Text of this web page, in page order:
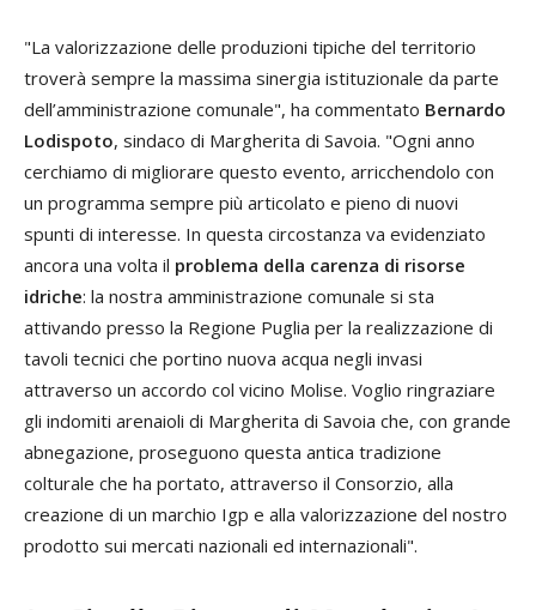
"La valorizzazione delle produzioni tipiche del territorio
troverà sempre la massima sinergia istituzionale da parte
dell’amministrazione comunale", ha commentato Bernardo
Lodispoto, sindaco di Margherita di Savoia. "Ogni anno
cerchiamo di migliorare questo evento, arricchendolo con
un programma sempre più articolato e pieno di nuovi
spunti di interesse. In questa circostanza va evidenziato
ancora una volta il problema della carenza di risorse
idriche: la nostra amministrazione comunale si sta
attivando presso la Regione Puglia per la realizzazione di
tavoli tecnici che portino nuova acqua negli invasi
attraverso un accordo col vicino Molise. Voglio ringraziare
gli indomiti arenaioli di Margherita di Savoia che, con grande
abnegazione, proseguono questa antica tradizione
colturale che ha portato, attraverso il Consorzio, alla
creazione di un marchio Igp e alla valorizzazione del nostro
prodotto sui mercati nazionali ed internazionali".